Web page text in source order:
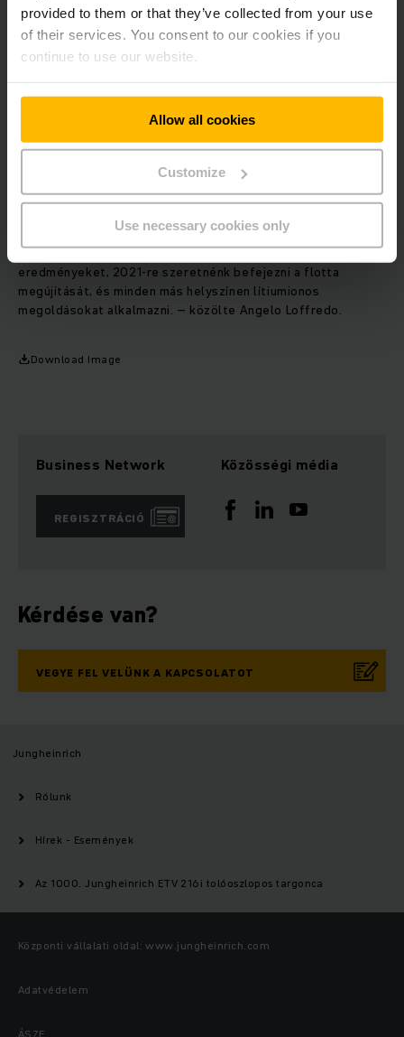
provided to them or that they’ve collected from your use
of their services. You consent to our cookies if you
continue to use our website.
Allow all cookies
Customize
Use necessary cookies only
A teljesen integrált lítiumion akkumulátor további előnyöket
kínál, így például hosszabb élettartamot, karbantartás-
lehetővé, melynek során az ETV 216i akár 1600 kg tömegű
terhet képes 10,7 méteres emelési magasságban betárolni.
„Választásunkkal nagyon elégedettek vagyunk. A Penny
lítiumion akkumulátoros tolóoszlopos targoncákat és
komissiózó gépeket használunk. Látva az eddigi kiváló
eredményeket, 2021-re szeretnénk befejezni a flotta
megújítását, és minden más helyszínen lítiumionos
megoldásokat alkalmazni. – közölte Angelo Loffredo.
Download Image
Business Network
REGISZTRÁCIÓ
Közösségi média
Kérdése van?
VEGYE FEL VELÜNK A KAPCSOLATOT
Jungheinrich
Rólunk
Hírek - Események
Az 1000. Jungheinrich ETV 216i tolóoszlopos targonca
Központi vállalati oldal: www.jungheinrich.com
Adatvédelem